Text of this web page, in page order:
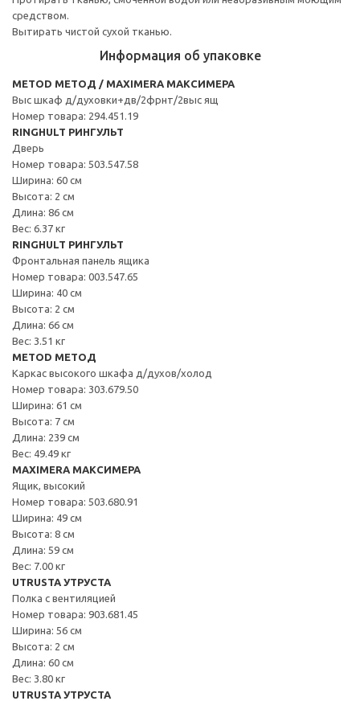
средством.
Вытирать чистой сухой тканью.
Информация об упаковке
METOD МЕТОД / MAXIMERA МАКСИМЕРА
Выс шкаф д/духовки+дв/2фрнт/2выс ящ
Номер товара: 294.451.19
RINGHULT РИНГУЛЬТ
Дверь
Номер товара: 503.547.58
Ширина: 60 см
Высота: 2 см
Длина: 86 см
Вес: 6.37 кг
RINGHULT РИНГУЛЬТ
Фронтальная панель ящика
Номер товара: 003.547.65
Ширина: 40 см
Высота: 2 см
Длина: 66 см
Вес: 3.51 кг
METOD МЕТОД
Каркас высокого шкафа д/духов/холод
Номер товара: 303.679.50
Ширина: 61 см
Высота: 7 см
Длина: 239 см
Вес: 49.49 кг
MAXIMERA МАКСИМЕРА
Ящик, высокий
Номер товара: 503.680.91
Ширина: 49 см
Высота: 8 см
Длина: 59 см
Вес: 7.00 кг
UTRUSTA УТРУСТА
Полка с вентиляцией
Номер товара: 903.681.45
Ширина: 56 см
Высота: 2 см
Длина: 60 см
Вес: 3.80 кг
UTRUSTA УТРУСТА